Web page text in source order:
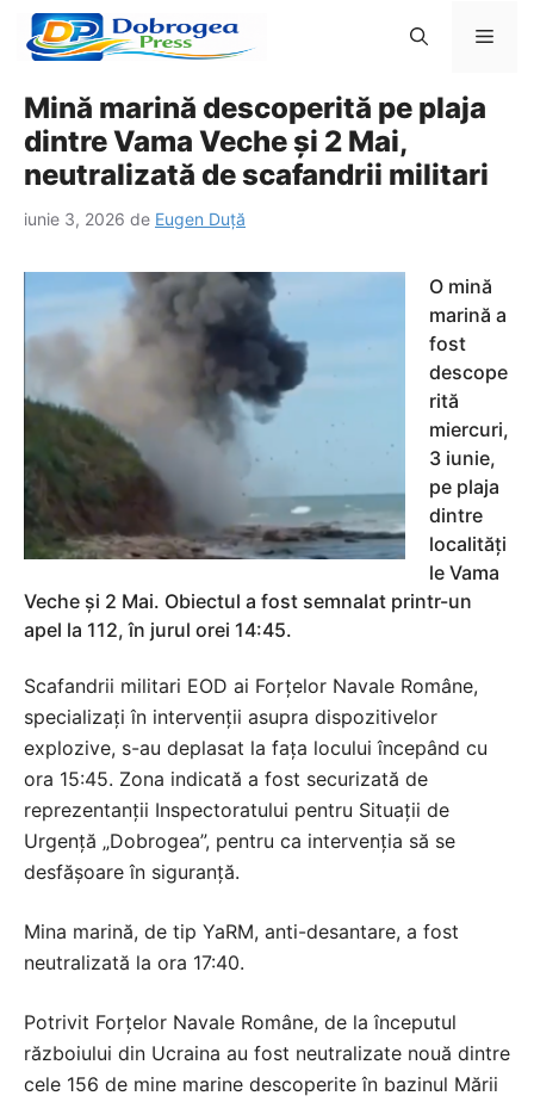
Sari
Mină marină descoperită pe plaja
dintre Vama Veche și 2 Mai,
neutralizată de scafandrii militari
iunie 3, 2026 de Eugen Duță
O mină
marină a
fost
descope
rită
miercuri,
3 iunie,
pe plaja
dintre
localități
le Vama
Veche și 2 Mai. Obiectul a fost semnalat printr-un
apel la 112, în jurul orei 14:45.
Scafandrii militari EOD ai Forțelor Navale Române,
specializați în intervenții asupra dispozitivelor
explozive, s-au deplasat la fața locului începând cu
ora 15:45. Zona indicată a fost securizată de
reprezentanții Inspectoratului pentru Situații de
Urgență „Dobrogea”, pentru ca intervenția să se
desfășoare în siguranță.
Mina marină, de tip YaRM, anti-desantare, a fost
neutralizată la ora 17:40.
Potrivit Forțelor Navale Române, de la începutul
războiului din Ucraina au fost neutralizate nouă dintre
cele 156 de mine marine descoperite în bazinul Mării